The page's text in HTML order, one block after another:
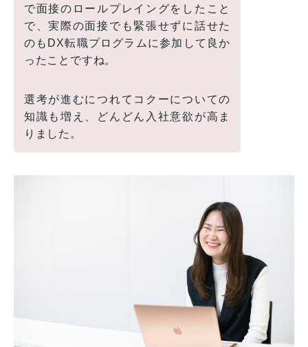
で面接のロールプレイングをしたこと
で、実際の面接でも緊張せずに話せた
のもDX転職プログラムに参加して良か
ったことですね。
選考が進むにつれてコクーについての
知識も増え、どんどん入社意欲が高ま
りました。